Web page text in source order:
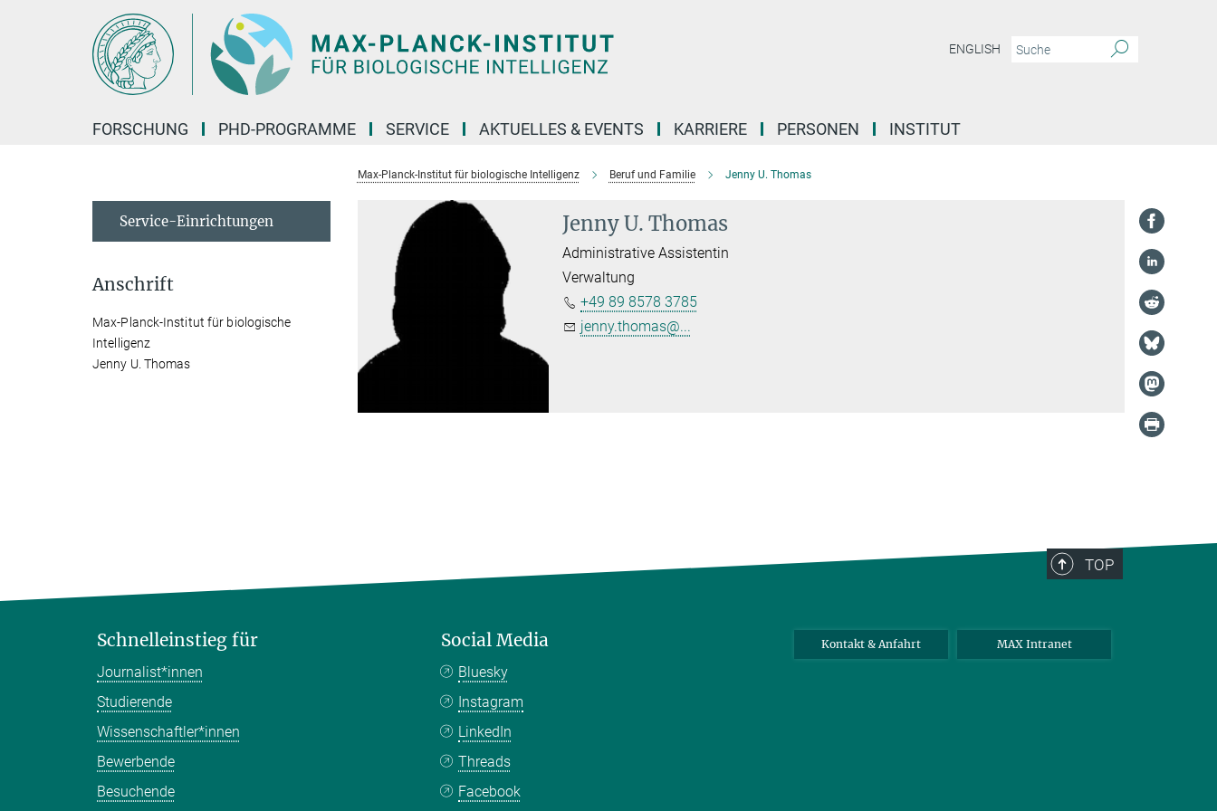
ENGLISH
FORSCHUNG PHD-PROGRAMME SERVICE AKTUELLES & EVENTS KARRIERE PERSONEN INSTITUT
Max-Planck-Institut für biologische Intelligenz Beruf und Familie Jenny U. Thomas
Jenny U. Thomas
Administrative Assistentin
Verwaltung
+49 89 8578 3785
jenny.thomas@...
Service-Einrichtungen
Anschrift
Max-Planck-Institut für biologische
Intelligenz
Jenny U. Thomas
TOP
Schnelleinstieg für
Journalist*innen
Studierende
Wissenschaftler*innen
Bewerbende
Besuchende
Social Media
Bluesky
Instagram
LinkedIn
Threads
Facebook
Kontakt & Anfahrt MAX Intranet